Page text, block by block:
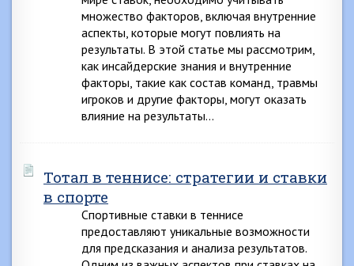
множество факторов, включая внутренние
аспекты, которые могут повлиять на
результаты. В этой статье мы рассмотрим,
как инсайдерские знания и внутренние
факторы, такие как состав команд, травмы
игроков и другие факторы, могут оказать
влияние на результаты…
Тотал в теннисе: стратегии и ставки
в спорте
Спортивные ставки в теннисе
предоставляют уникальные возможности
для предсказания и анализа результатов.